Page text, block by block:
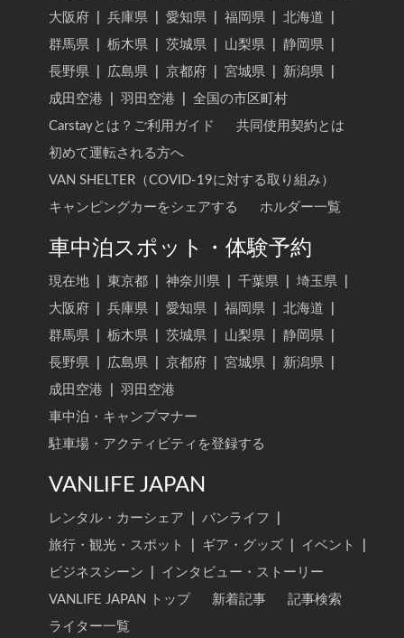
大阪府
兵庫県 愛知県 福岡県 北海道
群馬県
栃木県 茨城県 山梨県 静岡県
長野県
広島県 京都府 宮城県 新潟県
成田空港
羽田空港
全国の市区町村
Carstayとは？ご利用ガイド
共同使用契約とは
初めて運転される方へ
VAN SHELTER（COVID-19に対する取り組み）
キャンピングカーをシェアする
ホルダー一覧
車中泊スポット・体験予約
現在地 東京都 神奈川県 千葉県 埼玉県
大阪府
兵庫県 愛知県 福岡県 北海道
群馬県
栃木県 茨城県 山梨県 静岡県
長野県
広島県 京都府 宮城県 新潟県
成田空港
羽田空港
車中泊・キャンプマナー
駐車場・アクティビティを登録する
VANLIFE JAPAN
レンタル・カーシェア バンライフ
旅行・観光・スポット
ギア・グッズ イベント
ビジネスシーン
インタビュー・ストーリー
VANLIFE JAPAN トップ
新着記事
記事検索
ライター一覧